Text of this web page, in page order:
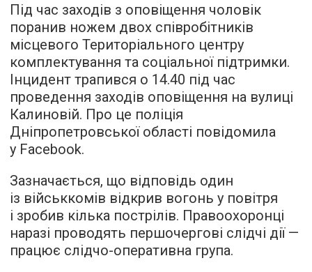
Під час заходів з оповіщення чоловік
поранив ножем двох співробітників
місцевого Територіального центру
комплектування та соціальної підтримки.
Інцидент трапився о 14.40 під час
проведення заходів оповіщення на вулиці
Калиновій. Про це поліція
Дніпропетровської області повідомила
у Facebook.
Зазначається, що відповідь один
із військкомів відкрив вогонь у повітря
і зробив кілька пострілів. Правоохоронці
наразі проводять першочергові слідчі дії —
працює слідчо-оперативна група.